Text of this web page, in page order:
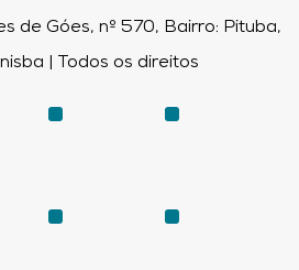
de Góes, nº 570, Bairro: Pituba,
| Todos os direitos